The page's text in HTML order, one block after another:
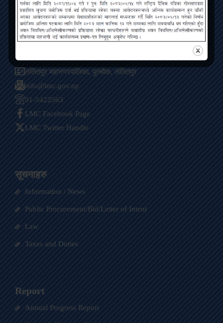
Lalitpur Metropolitan City
Bagmati Pradesh, Pulchowk, Lalitpur
ललितपुर महानगरपालिका, पुल्चोक, ललितपुर
info@lmc.gov.np
01-5422563
LMC Facebook Page
LMC Twitter Handle
सूचनाहरु
Information / News
Public Procurement/Bid/Letter of Intent
Law
Taxes and Duties
Report
Annual Progress Report